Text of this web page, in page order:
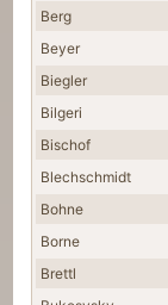
Berg
Beyer
Biegler
Bilgeri
Bischof
Blechschmidt
Bohne
Borne
Brettl